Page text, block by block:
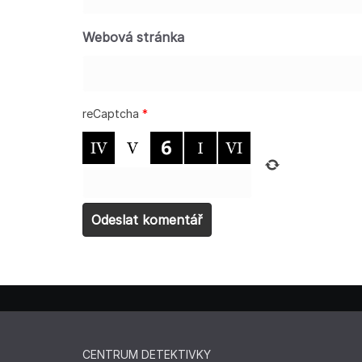
Webová stránka
reCaptcha *
CENTRUM DETEKTIVKY